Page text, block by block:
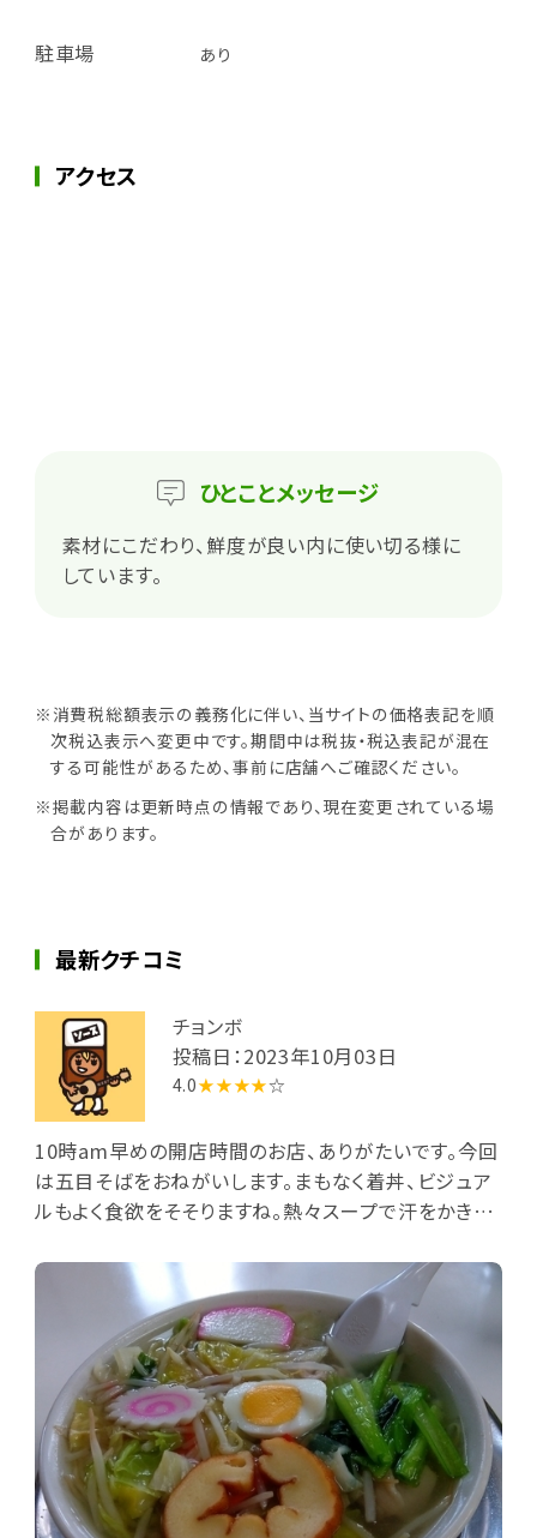
駐車場 あり
アクセス
ひとことメッセージ
素材にこだわり、鮮度が良い内に使い切る様に
しています。
※消費税総額表示の義務化に伴い、当サイトの価格表記を順
次税込表示へ変更中です。期間中は税抜・税込表記が混在
する可能性があるため、事前に店舗へご確認ください。
※掲載内容は更新時点の情報であり、現在変更されている場
合があります。
最新クチコミ
チョンボ
投稿日：2023年10月03日
4.0★★★★☆
10時am早めの開店時間のお店、ありがたいです。今回
は五目そばをおねがいします。まもなく着丼、ビジュア
ルもよく食欲をそそりますね。熱々スープで汗をかきな